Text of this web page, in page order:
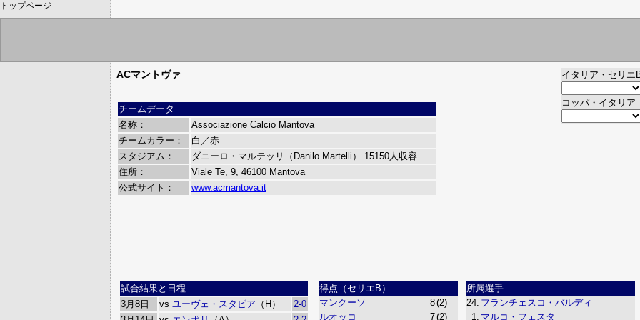
トップページ
イタリア・セリエ
コッパ・イタリア
ACマントヴァ
チームデータ
名称：
Associazione Calcio Mantova
チームカラー：
白／赤
スタジアム：
ダニーロ・マルテッリ（Danilo Martelli） 15150人収容
住所：
Viale Te, 9, 46100 Mantova
公式サイト：
www.acmantova.it
試合結果と日程
3月8日
vs ユーヴェ・スタビア （H）
2-0
得点（セリエB）
マンクーソ
8(2)
ルオッコ
7(2)
所属選手
24. フランチェスコ・バルディ
1. マルコ・フェスタ